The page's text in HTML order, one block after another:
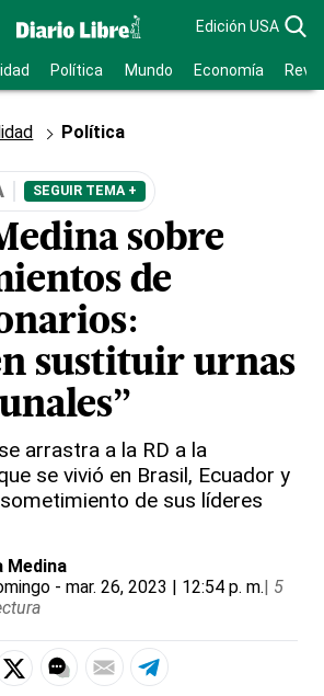
Edición USA
Política Mundo Economía
Política
SEGUIR TEMA +
sobre
de
sustituir urnas
arrastra a la RD a la
se vivió en Brasil, Ecuador y
de sus líderes
Medina
- mar. 26, 2023 | 12:54 p. m.| 5